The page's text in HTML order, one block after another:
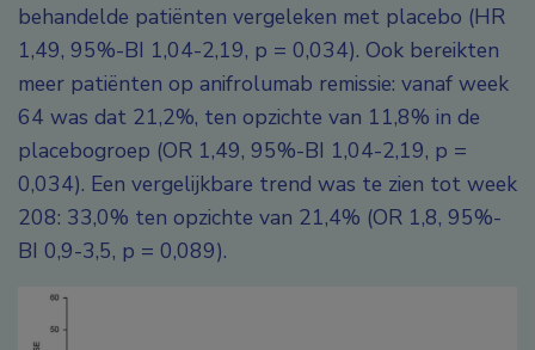
behandelde patiënten vergeleken met placebo (HR
1,49, 95%-BI 1,04-2,19, p = 0,034). Ook bereikten
meer patiënten op anifrolumab remissie: vanaf week
64 was dat 21,2%, ten opzichte van 11,8% in de
placebogroep (OR 1,49, 95%-BI 1,04-2,19, p =
0,034). Een vergelijkbare trend was te zien tot week
208: 33,0% ten opzichte van 21,4% (OR 1,8, 95%-
BI 0,9-3,5, p = 0,089).